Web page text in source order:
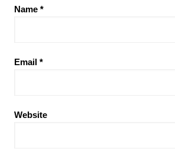
Name *
Email *
Website